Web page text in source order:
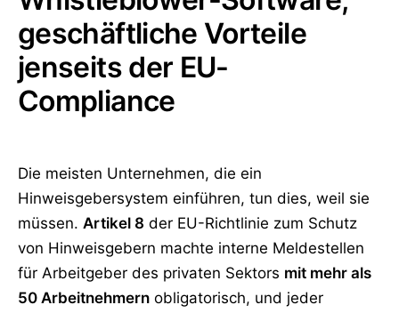
geschäftliche Vorteile
jenseits der EU-
Compliance
Die meisten Unternehmen, die ein
Hinweisgebersystem einführen, tun dies, weil sie
müssen. Artikel 8 der EU-Richtlinie zum Schutz
von Hinweisgebern machte interne Meldestellen
für Arbeitgeber des privaten Sektors mit mehr als
50 Arbeitnehmern obligatorisch, und jeder